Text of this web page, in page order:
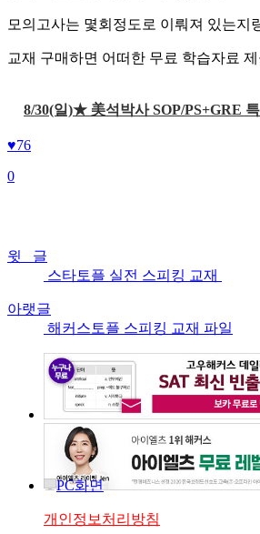
모의고사는 몇회정도로 이뤄져 있는지
교재 구매하면 어떠한 무료 학습자료
8/30(일)★ 美석박사 SOP/PS+GRE
♥76
0
윗 글
스타토플 실전 스피킹 교재
아랫글
해커스토플 스피킹 교재 파일
PC화면
개인정보처리방침